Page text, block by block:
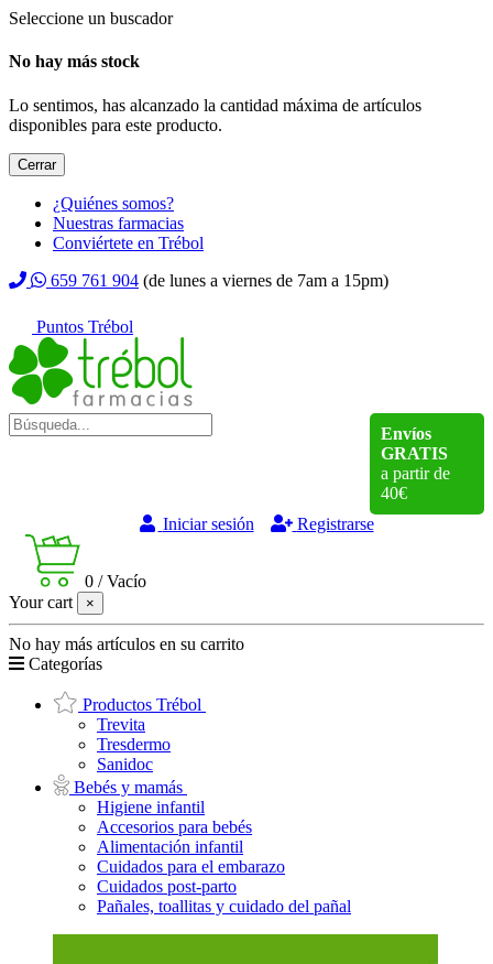
Seleccione un buscador
No hay más stock
Lo sentimos, has alcanzado la cantidad máxima de artículos
disponibles para este producto.
Cerrar
¿Quiénes somos?
Nuestras farmacias
Conviértete en Trébol
659 761 904 (de lunes a viernes de 7am a 15pm)
Puntos Trébol
Envíos
GRATIS
a partir de
40€
Iniciar sesión
Registrarse
0 /Vacío
Your cart
×
No hay más artículos en su carrito
Categorías
Productos Trébol
Trevita
Tresdermo
Sanidoc
Bebés y mamás
Higiene infantil
Accesorios para bebés
Alimentación infantil
Cuidados para el embarazo
Cuidados post-parto
Pañales, toallitas y cuidado del pañal